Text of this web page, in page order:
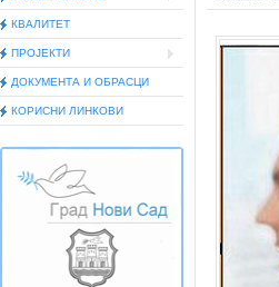
КВАЛИТЕТ
ПРОЈЕКТИ
ДОКУМEНТА И ОБРАСЦИ
КОРИСНИ ЛИНКОВИ